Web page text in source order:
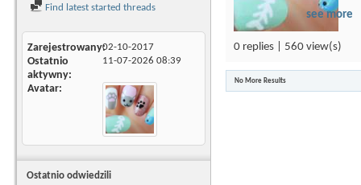
Find latest started threads
Zarejestrowany02-10-2017
Ostatnio
aktywny
11-07-2026 08:39
Avatar
Ostatnio odwiedzili
see more
0 replies | 560 view(s)
No More Results